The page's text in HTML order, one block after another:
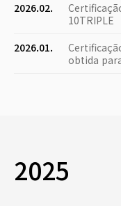
2026.02.
10TRIPLE
2026.01.
obtida
2025